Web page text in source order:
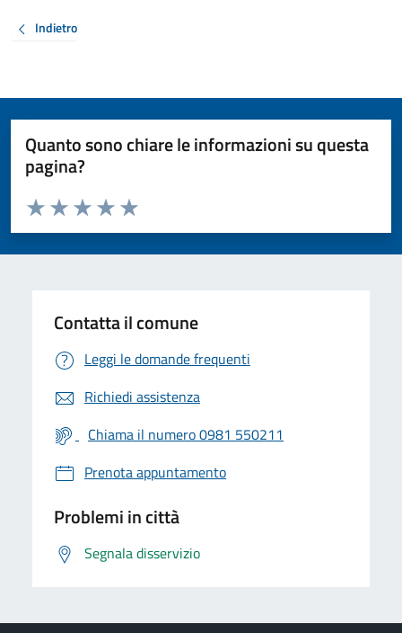
Indietro
Quanto sono chiare le informazioni su questa
pagina?
Valuta da 1 a 5 stelle la pagina
Valuta 5 stelle su 5
Valuta 4 stelle su 5
Valuta 3 stelle su 5
Valuta 2 stelle su 5
Valuta 1 stelle su 5
Contatta il comune
Leggi le domande frequenti
Richiedi assistenza
Chiama il numero 0981 550211
Prenota appuntamento
Problemi in città
Segnala disservizio